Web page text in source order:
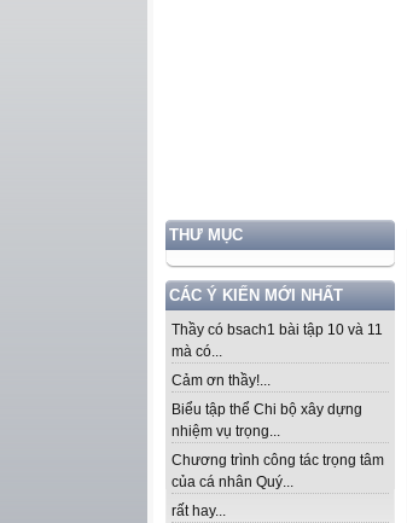
THƯ MỤC
CÁC Ý KIẾN MỚI NHẤT
Thầy có bsach1 bài tập 10 và 11
mà có...
Cảm ơn thầy!...
Biểu tập thể Chi bộ xây dựng
nhiệm vụ trọng...
Chương trình công tác trọng tâm
của cá nhân Quý...
rất hay...